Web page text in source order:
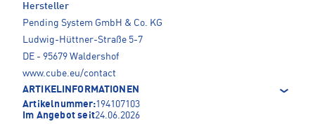
Hersteller
Pending System GmbH & Co. KG
Ludwig-Hüttner-Straße 5-7
DE - 95679 Waldershof
www.cube.eu/contact
ARTIKELINFORMATIONEN
Artikelnummer:194107103
Im Angebot seit24.06.2026